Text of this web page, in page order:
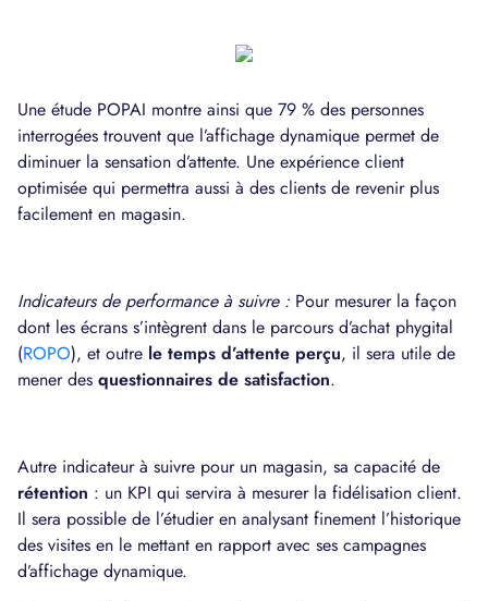
Une étude POPAI montre ainsi que 79 % des personnes
interrogées trouvent que l’affichage dynamique permet de
diminuer la sensation d’attente. Une expérience client
optimisée qui permettra aussi à des clients de revenir plus
facilement en magasin.
Indicateurs de performance à suivre : Pour mesurer la façon
dont les écrans s’intègrent dans le parcours d’achat phygital
(ROPO), et outre le temps d’attente perçu, il sera utile de
mener des questionnaires de satisfaction.
Autre indicateur à suivre pour un magasin, sa capacité de
rétention : un KPI qui servira à mesurer la fidélisation client.
Il sera possible de l’étudier en analysant finement l’historique
des visites en le mettant en rapport avec ses campagnes
d’affichage dynamique.